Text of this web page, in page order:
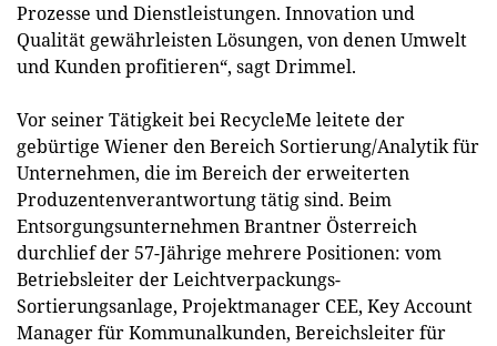
Prozesse und Dienstleistungen. Innovation und
Qualität gewährleisten Lösungen, von denen Umwelt
und Kunden profitieren“, sagt Drimmel.
Vor seiner Tätigkeit bei RecycleMe leitete der
gebürtige Wiener den Bereich Sortierung/Analytik für
Unternehmen, die im Bereich der erweiterten
Produzentenverantwortung tätig sind. Beim
Entsorgungsunternehmen Brantner Österreich
durchlief der 57-Jährige mehrere Positionen: vom
Betriebsleiter der Leichtverpackungs-
Sortierungsanlage, Projektmanager CEE, Key Account
Manager für Kommunalkunden, Bereichsleiter für